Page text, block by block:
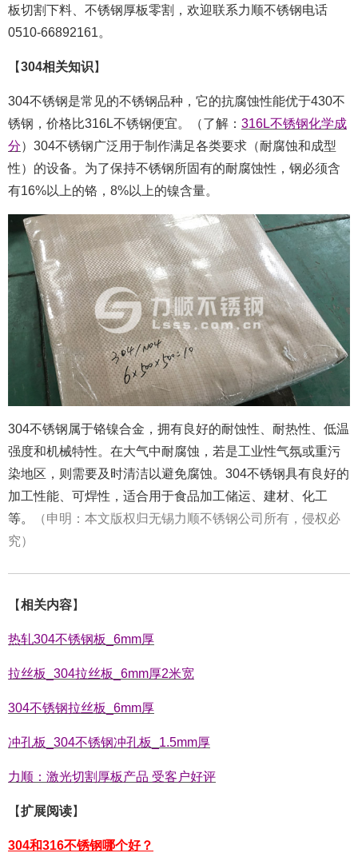
板切割下料、不锈钢厚板零割，欢迎联系力顺不锈钢电话
0510-66892161。
【304相关知识 】
304不锈钢是常见的不锈钢品种，它的抗腐蚀性能优于430不
锈钢，价格比316L不锈钢便宜。（了解： 316L不锈钢化学成
分）304不锈钢广泛用于制作满足各类要求（耐腐蚀和成型
性）的设备。为了保持不锈钢所固有的耐腐蚀性，钢必须含
有16%以上的铬，8%以上的镍含量。
304不锈钢属于铬镍合金，拥有良好的耐蚀性、耐热性、低温
强度和机械特性。在大气中耐腐蚀，若是工业性气氛或重污
染地区，则需要及时清洁以避免腐蚀。304不锈钢具有良好的
加工性能、可焊性，适合用于食品加工储运、建材、化工
等。
（申明：本文版权归无锡力顺不锈钢公司所有，侵权必
究）
【相关内容】
热轧304不锈钢板_6mm厚
拉丝板_304拉丝板_6mm厚2米宽
304不锈钢拉丝板_6mm厚
冲孔板_304不锈钢冲孔板_1.5mm厚
力顺：激光切割厚板产品 受客户好评
【扩展阅读】
304和316不锈钢哪个好？